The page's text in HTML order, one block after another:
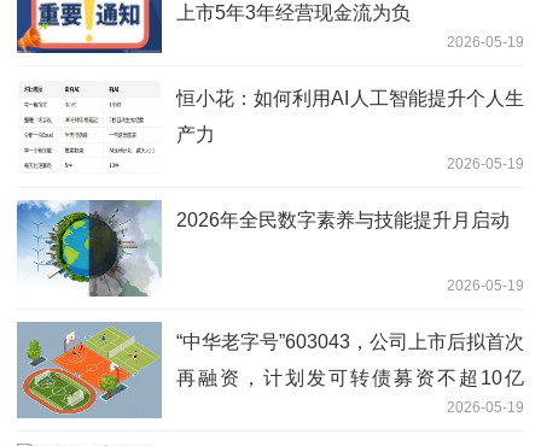
上市5年3年经营现金流为负
2026-05-19
恒小花：如何利用AI人工智能提升个人生
产力
2026-05-19
2026年全民数字素养与技能提升月启动
2026-05-19
“中华老字号”603043，公司上市后拟首次
再融资，计划发可转债募资不超10亿
2026-05-19